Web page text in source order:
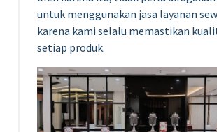
untuk menggunakan jasa layanan
karena kami selalu memastikan
setiap produk.